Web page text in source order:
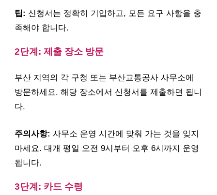
팁: 신청서는 정확히 기입하고, 모든 요구 사항을 충
족해야 합니다.
2단계: 제출 장소 방문
부산 지역의 각 구청 또는 부산교통공사 사무소에
방문하세요. 해당 장소에서 신청서를 제출하면 됩니
다.
주의사항: 사무소 운영 시간에 맞춰 가는 것을 잊지
마세요. 대개 평일 오전 9시부터 오후 6시까지 운영
됩니다.
3단계: 카드 수령